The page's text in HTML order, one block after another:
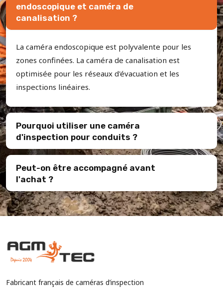
endoscopique et caméra de
canalisation ?
La caméra endoscopique est polyvalente pour les
zones confinées. La caméra de canalisation est
optimisée pour les réseaux d'évacuation et les
inspections linéaires.
Pourquoi utiliser une caméra
d'inspection pour conduits ?
Peut-on être accompagné avant
l'achat ?
Fabricant français de caméras d’inspection